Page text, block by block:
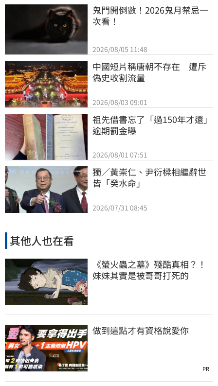
鬼門開倒數！2026鬼月禁忌一
次看！
2026/08/05 11:48
中國短片稱唐朝不存在　遭斥
偽史收割流量
2026/08/03 09:01
祖先借書忘了「過150年才還」
逾期罰金曝
2026/08/01 07:51
獨／黃崇仁、尹衍樑相繼辭世
皆「癸水命」
2026/07/31 08:45
其他人也在看
《螢火蟲之墓》殘酷真相？！
妹妹其實是被哥哥打死的
做到這點才有資格說愛你
PR